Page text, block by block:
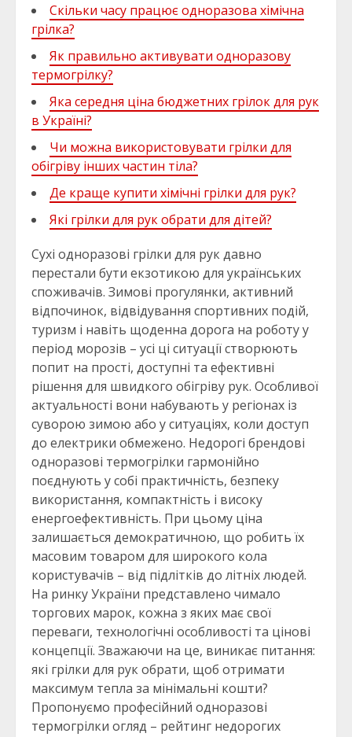
Скільки часу працює одноразова хімічна
грілка?
Як правильно активувати одноразову
термогрілку?
Яка середня ціна бюджетних грілок для рук
в Україні?
Чи можна використовувати грілки для
обігріву інших частин тіла?
Де краще купити хімічні грілки для рук?
Які грілки для рук обрати для дітей?
Сухі одноразові грілки для рук давно
перестали бути екзотикою для українських
споживачів. Зимові прогулянки, активний
відпочинок, відвідування спортивних подій,
туризм і навіть щоденна дорога на роботу у
період морозів – усі ці ситуації створюють
попит на прості, доступні та ефективні
рішення для швидкого обігріву рук. Особливої
актуальності вони набувають у регіонах із
суворою зимою або у ситуаціях, коли доступ
до електрики обмежено. Недорогі брендові
одноразові термогрілки гармонійно
поєднують у собі практичність, безпеку
використання, компактність і високу
енергоефективність. При цьому ціна
залишається демократичною, що робить їх
масовим товаром для широкого кола
користувачів – від підлітків до літніх людей.
На ринку України представлено чимало
торгових марок, кожна з яких має свої
переваги, технологічні особливості та цінові
концепції. Зважаючи на це, виникає питання:
які грілки для рук обрати, щоб отримати
максимум тепла за мінімальні кошти?
Пропонуємо професійний одноразові
термогрілки огляд – рейтинг недорогих